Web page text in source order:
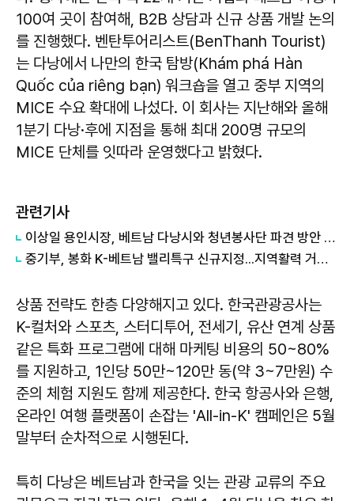
100여 곳이 참여해, B2B 상담과 신규 상품 개발 논의
를 진행했다. 벤탄투어리스트(BenThanh Tourist)
는 다낭에서 나만의 한국 탐방(Khám phá Hàn
Quốc của riêng bạn) 워크숍을 열고 중부 지역의
MICE 수요 확대에 나섰다. 이 회사는 지난해와 올해
1분기 다낭·후에 지점을 통해 최대 200명 규모의
MICE 단체를 잇따라 운영했다고 밝혔다.
관련기사
이상일 용인시장, 베트남 다낭시와 청년봉사단 파견 방안 논의
중기부, 봉화 K-베트남 밸리특구 신규지정...지역활력 거점 조성
상품 전략도 한층 다양해지고 있다. 한국관광공사는
K-컬처와 스포츠, 스터디투어, 전세기, 유산 연계 상품
같은 특화 프로그램에 대해 마케팅 비용의 50~80%
를 지원하고, 1인당 50만~120만 동(약 3~7만원) 수
준의 체험 지원도 함께 제공한다. 한국 항공사와 은행,
온라인 여행 플랫폼이 손잡는 'All-in-K' 캠페인은 5월
말부터 순차적으로 시행된다.
특히 다낭은 베트남과 한국을 잇는 관광 교류의 주요